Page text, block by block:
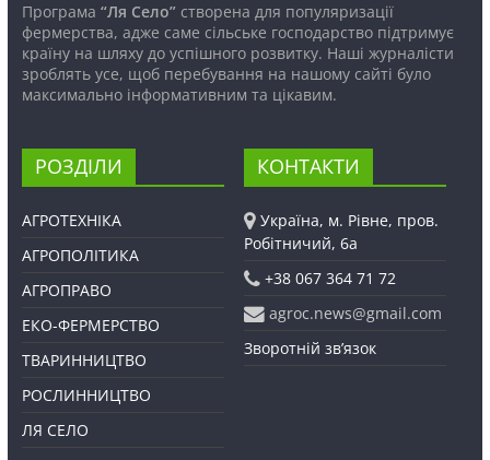
Програма “Ля Село”створена для популяризації
фермерства, адже саме сільське господарство підтримує
країну на шляху до успішного розвитку. Наші журналісти
зроблять усе, щоб перебування на нашому сайті було
максимально інформативним та цікавим.
РОЗДІЛИ
АГРОТЕХНІКА
АГРОПОЛІТИКА
АГРОПРАВО
ЕКО-ФЕРМЕРСТВО
ТВАРИННИЦТВО
РОСЛИННИЦТВО
ЛЯ СЕЛО
КОНТАКТИ
Україна, м. Рівне, пров.
Робітничий, 6а
+38 067 364 71 72
agroc.news@gmail.com
Зворотній зв’язок